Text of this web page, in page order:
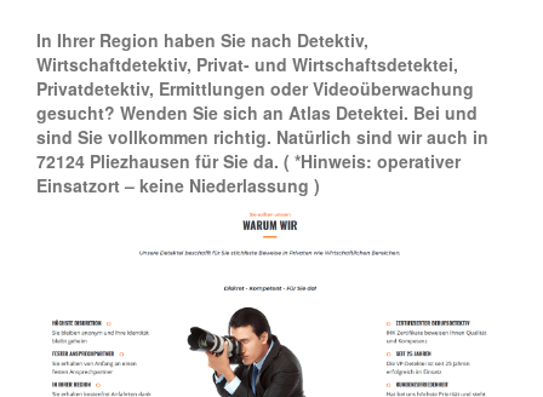
In Ihrer Region haben Sie nach Detektiv,
Wirtschaftdetektiv, Privat- und Wirtschaftsdetektei,
Privatdetektiv, Ermittlungen oder Videoüberwachung
gesucht? Wenden Sie sich an Atlas Detektei. Bei und
sind Sie vollkommen richtig. Natürlich sind wir auch in
72124 Pliezhausen für Sie da. ( *Hinweis: operativer
Einsatzort – keine Niederlassung )